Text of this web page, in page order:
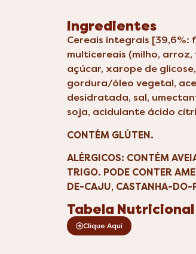
Ingredientes
Cereais integrais [39,6%:
multicereais (milho,
açúcar, xarope de
gordura/óleo vegetal,
desidratada, sal,
soja, acidulante ácido
CONTÉM GLÚTEN.
ALÉRGICOS: CONTÉM
TRIGO. PODE CONTER
DE-CAJU, CASTANHA-DO-
Tabela Nutricional
Clique Aqui